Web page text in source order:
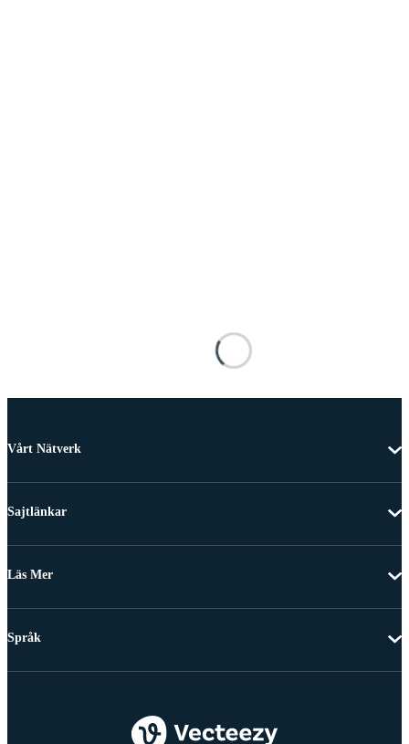
Vårt Nätverk
Sajtlänkar
Läs Mer
Språk